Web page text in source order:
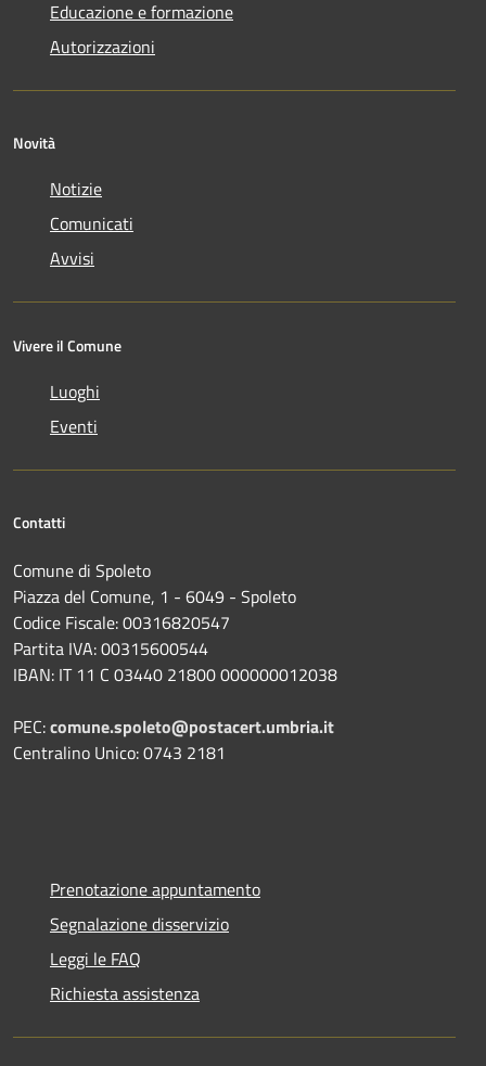
Educazione e formazione
Autorizzazioni
Novità
Notizie
Comunicati
Avvisi
Vivere il Comune
Luoghi
Eventi
Contatti
Comune di Spoleto
Piazza del Comune, 1 - 6049 - Spoleto
Codice Fiscale: 00316820547
Partita IVA: 00315600544
IBAN: IT 11 C 03440 21800 000000012038
PEC:comune.spoleto@postacert.umbria.it
Centralino Unico: 0743 2181
Prenotazione appuntamento
Segnalazione disservizio
Leggi le FAQ
Richiesta assistenza